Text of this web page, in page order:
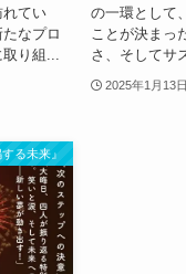
れてい
なプロ
り組...
の一環として
ことが決まっ
さ、そしてサ
2025年1月13日
る未来』